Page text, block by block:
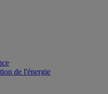
de l'énergie